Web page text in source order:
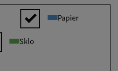
Papier
Sklo